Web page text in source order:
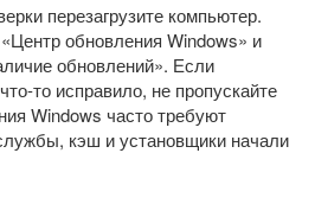
перезагрузите компьютер.
обновления Windows» и
обновлений». Если
то исправило, не пропускайте
Windows часто требуют
кэш и установщики начали